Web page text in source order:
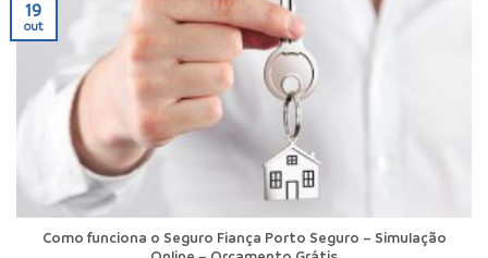
Como funciona o Seguro Fiança Porto Seguro – Simulação
19
out